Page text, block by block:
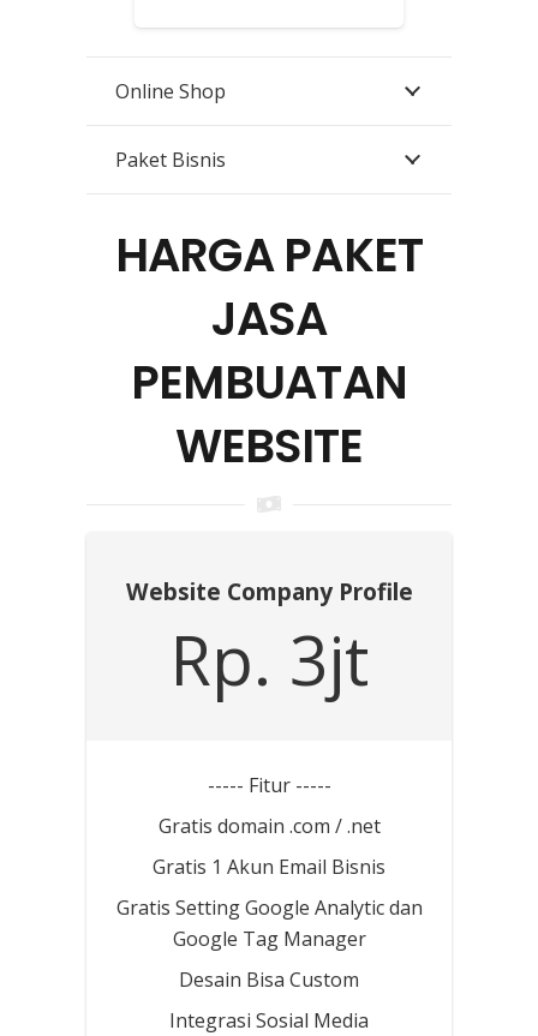
Online Shop
Paket Bisnis
HARGA PAKET
JASA
PEMBUATAN
WEBSITE
Website Company Profile
Rp. 3jt
----- Fitur -----
Gratis domain .com / .net
Gratis 1 Akun Email Bisnis
Gratis Setting Google Analytic dan
Google Tag Manager
Desain Bisa Custom
Integrasi Sosial Media